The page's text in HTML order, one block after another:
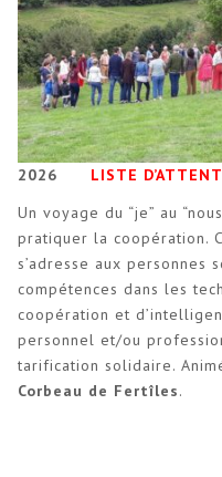
2026
LISTE
Un voyage du “je” au
pratiquer la coopération.
s’adresse aux personnes
compétences dans les
coopération et
personnel et/ou
tarification solidaire.
Corbeau de Fertîles.